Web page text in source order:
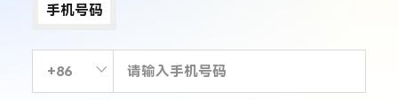
手机号码